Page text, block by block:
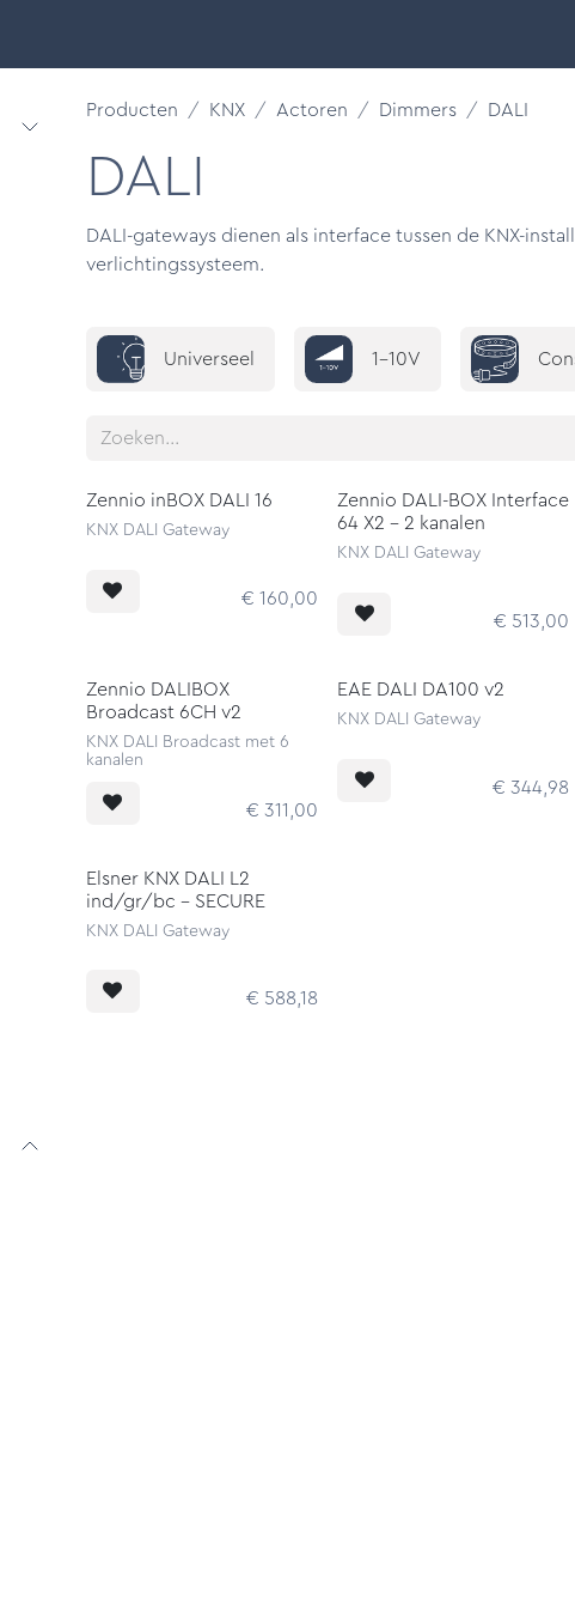
Producten KNX Actoren Dimmers DALI
DALI
DALI-gateways dienen als interface tussen de KNX-
verlichtingssysteem.
Universeel 1-10V
Zennio inBOX DALI 16
KNX DALI Gateway
€160,00
Zennio DALI-BOX Interface
64 X2 - 2 kanalen
KNX DALI Gateway
€ 513,00
Zennio DALIBOX
Broadcast 6CH v2
KNX DALI Broadcast met 6
kanalen
€311,00
EAE DALI DA100 v2
KNX DALI Gateway
€344,98
Elsner KNX DALI L2
ind/gr/bc - SECURE
KNX DALI Gateway
€ 588,18